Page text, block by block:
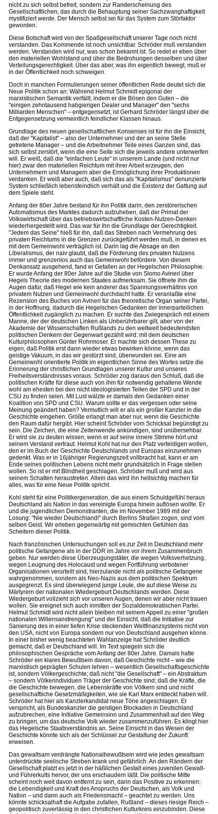
nicht zu sich selbst befreit, sondern zur Randerscheinung des
Gesellschaftlichen, das durch die Behauptung seiner Sachzwanghaftigkeit
mystifiziert werde. Der Mensch selbst sei für das System zum Störfaktor
geworden.
Diese Botschaft wird von der Spaßgesellschaft unserer Tage noch nicht
verstanden. Das Kommende ist noch unsichtbar. Schröder muß verstanden
werden. Verstanden wird nur, was schon bekannt ist. So redet er eben über
den materiellen Wohlstand und über die Bedrohungen desselben und über
Verteilungsgerechtigkeit. Über das aber, was ihn eigentlich bewegt, muß er
in der Öffentlichkeit noch schweigen.
Doch in manchen Formulierungen seiner öffentlichen Rede deutet sich die
Neue Politik schon an: Während Helmut Schmidt epigonal der
marxistischen Semantik verfällt, indem er die Bösen den Guten – die
"einigen zehntausend habgierigen Dealer und Manager" den "sechs
Milliarden Menschen" – entgegensetzt, ist Gerhard Schröder längst über die
Entgegensetzung vermeintlich feindlicher Klassen hinaus.
Grundlage des neuen gesellschaftlichen Konsenses ist für ihn die Einsicht,
daß der "Kapitalist" – also der Unternehmer und der an seine Stelle
getretene Manager – und die Arbeitnehmer Teile eines Ganzen sind, das
sich selbst zerstört, wenn die eine Seite sich die jeweils andere unterwerfen
will. Er weiß, daß die "einfachen Leute" in unserem Lande (und nicht nur
hier) zwar den materiellen Reichtum mit ihrer Arbeit erzeugen, den
Unternehmern und Managern aber die Ermöglichung ihrer Produktionen
verdanken. Er weiß aber auch, daß sich das als "Kapitalismus" denunzierte
System schließlich lebensfeindlich verhält und die Existenz der Gattung auf
dem Spiele steht.
Anfang der 80er Jahre bestand für ihn Politik darin, den zerstörerischen
Automatismus des Marktes dadurch aufzuheben, daß der Primat der
Volkswirtschaft über das betriebswirtschaftliche Kosten-Nutzen-Denken
wiederhergestellt wird. Das war für ihn die Grundlage der Gerechtigkeit.
"Jedem das Seine" hieß für ihn, daß das Streben nach Vermehrung des
privaten Reichtums in die Grenzen zurückgeführt werden muß, in denen es
mit dem Gemeinwohl verträglich ist. Darin lag die Absage an den
Liberalismus, der naiv glaubt, daß die Förderung des privaten Nutzens
immer und grenzenlos auch das Gemeinwohl befördere. Von diesem
Denkansatz ausgehend, fand er Gefallen an der Hegelschen Philosophie.
Er wurde Anfang der 80er Jahre auf die Studie von Slomo Avineri über
Hegels Theorie des modernen Staates aufmerksam. Sie öffnete ihm die
Augen dafür, daß Hegel wie kein anderer das Spannungsverhältnis von
privatem Nutzen und Gemeinwohl durchdacht hatte. Er veranlaßte eine
Rezension des Buches von Avineri für das theoretische Organ seiner Partei,
in der Hoffnung, dadurch die Hegelschen Gedanken der innerparteilichen
Öffentlichkeit zugänglich zu machen. Er suchte das Zwiegespräch mit einem
Manne, der der deutschen Linken als Unberührbarer gilt, aber von der
Akademie der Wissenschaften Rußlands zu den weltweit bedeutendsten
politischen Denkern der Gegenwart gezählt wird: mit dem deutschen
Kulturphilosophen Günter Rohrmoser. Er machte sich dessen These zu
eigen, daß Politik erst dann wieder etwas bewirken könne, wenn das
geistige Vakuum, in das wir gestürzt sind, überwunden sei. Eine am
Gemeinwohl orientierte Politik im eigentlichen Sinne des Wortes setze die
Erinnerung der christlichen Grundlagen unserer Kultur und unseres
Freiheitsverständnisses voraus. Schröder zog daraus den Schluß, daß die
politischen Kräfte für diese auch von ihm für notwendig gehaltene Wende
wohl am ehesten bei den nicht ideologisierten Teilen der SPD und in der
CSU zu finden seien. Mit Lust wälzte er damals den Gedanken einer
Koalition von SPD und CSU. Warum sollte er das vergessen oder seine
Meinung geändert haben? Vermutlich will er als ein großer Kanzler in die
Geschichte eingehen. Größe erlangt man aber nur, wenn die Geschichte
den Raum dafür hergibt. Hier scheint Schröder vom Schicksal begünstigt zu
sein. Die Zeichen, die eine Zeitenwende ankündigen, sind unübersehbar.
Er wird sie zu deuten wissen, wenn er auf seine innere Stimme hört und
seinem Verstand vertraut. Helmut Kohl hat nur den Platz verteidigen wollen,
den er im Buch der Geschichte Deutschlands und Europas einzunehmen
gedenkt. Was er in 16jähriger Regierungszeit vollbracht hat, kann er am
Ende seines politischen Lebens nicht mehr grundsätzlich in Frage stellen
wollen. So ist er mit Blindheit geschlagen. Schröder muß und wird aus
seinem Schatten heraustreten. Allein das wird ihn hellsichtig machen für
alles, was für eine Neue Politik spricht.
Kohl steht für eine Politikergeneration, die aus einem Schuldgefühl heraus
Deutschland als Nation in das vereinigte Europa hinein auflösen wollte. Er
und die jugendlichen Demonstranten, die im November 1989 mit der
Losung: "Nie wieder Deutschland!" durch Berlins Straßen zogen, sind vom
selben Geist. Wir erleben gegenwärtig mit gemischten Gefühlen das
Scheitern dieser Politik.
Nach französischen Untersuchungen soll es zur Zeit in Deutschland mehr
politische Gefangene als in der DDR im Jahre vor ihrem Zusammenbruch
geben. Nur werden diese Überzeugungstäter, die wegen Volksverhetzung,
wegen Leugnung des Holocaust und wegen Fortführung verbotener
Organisationen verurteilt sind, hierzulande nicht als politische Gefangene
wahrgenommen, sondern als Neo-Nazis aus dem politischen Spektrum
ausgegrenzt. Es sind überwiegend junge Leute, die auf diese Weise zu
Märtyrern der nationalen Wiedergeburt Deutschlands werden. Diese
Wiedergeburt vollzieht sich vor unseren Augen, denen wir aber nicht trauen
wollen. Sie ereignet sich auch inmitten der Sozialdemokratischen Partei.
Helmut Schmidt wird nicht allein bleiben mit seinem Appell zu einer "großen
nationalen Willensanstrengung" und der Einsicht, daß die Initiative zur
Sanierung des in einer tiefen Krise steckenden Weltfinanzsystems nicht von
den USA, nicht von Europa sondern nur von Deutschland ausgehen könne.
In einer bisher wenig beachteten Wahlanzeige hat Schröder deutlich
gemacht, daß er Deutschland will. Im Text spiegeln sich die
philosophischen Gespräche vom Anfang der 80er Jahre. Damals hatte
Schröder ein klares Bewußtsein davon, daß Geschichte nicht – wie die
marxistisch geprägten Schulen lehren – wesentlich Gesellschaftsgeschichte
ist, sondern Völkergeschichte; daß nicht "die Gesellschaft" – ein Abstraktum
– sondern Völkerindividuen Träger der Geschichte sind; daß die Kräfte, die
die Geschichte bewegen, die Lebenskräfte von Völkern sind und nicht
gesellschaftliche Gesetzmäßigkeiten, wie sie Karl Marx entdeckt haben will.
Schröder hat hier als Kanzlerkandidat neue Töne angeschlagen. Er
verspricht, als Bundeskanzler die geistigen Blockaden in Deutschland
aufzubrechen, eine Initiative Gemeinsinn und Zusammenhalt auf den Weg
zu bringen, um das deutsche Volk wieder zusammenzuführen. Es klingt hier
das Hegelsche Staatsverständnis an. Seine Einsicht in das Wesen der
Geschichte könnte sich als der Schlüssel zur Gestaltung der Zukunft
erweisen.
Das gewaltsam verdrängte Nationalbewußtsein wird wie jedes gewaltsam
unterdrückte seelische Streben krank und gefährlich. An den Rändern der
Gesellschaft platzt es jetzt in der häßlichen Gestalt eines juvenilen Gewalt-
und Führerkults hervor, der uns erschaudern läßt. Die politische Mitte
scheint noch weit davon entfernt zu sein, darin das Positive zu erkennen:
die Lebendigkeit und Kraft des Anspruchs der Deutschen, als Volk und
Nation – und dann auch als Friedensmacht – geachtet zu werden. Uns
könnte schicksalhaft die Aufgabe zufallen, Rußland – dieses riesige Reich –
geopolitisch zuverlässig in den christlichen Kulturkreis einzubinden. Diese